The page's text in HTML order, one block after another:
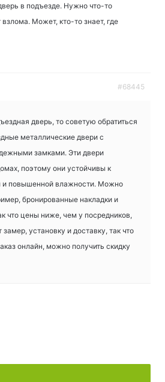
в подъезде. Нужно что-то
Может, кто-то знает, где
#68445
дверь, то советую обратиться
металлические двери с
замками. Эти двери
поэтому они устойчивы к
и повышенной влажности. Можно
бронированные накладки и
что цены ниже, чем у посредников,
установку и доставку, так что
онлайн, можно получить скидку